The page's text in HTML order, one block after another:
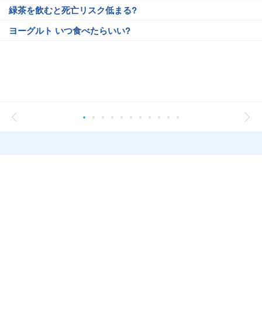
緑茶を飲むと死亡リスク低まる?
ヨーグルト いつ食べたらいい?